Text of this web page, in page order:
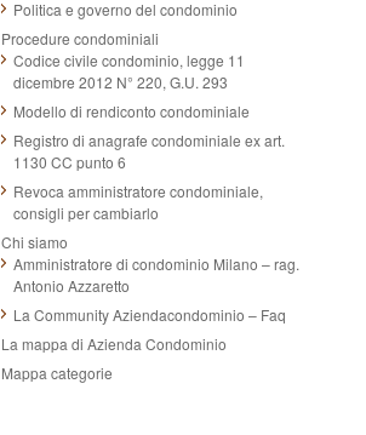
Politica e governo del condominio
Procedure condominiali
Codice civile condominio, legge 11
dicembre 2012 N° 220, G.U. 293
Modello di rendiconto condominiale
Registro di anagrafe condominiale ex art.
1130 CC punto 6
Revoca amministratore condominiale,
consigli per cambiarlo
Chi siamo
Amministratore di condominio Milano – rag.
Antonio Azzaretto
La Community Aziendacondominio – Faq
La mappa di Azienda Condominio
Mappa categorie